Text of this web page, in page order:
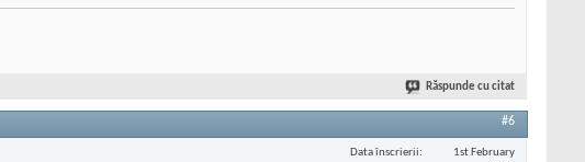
Răspunde cu citat
#6
Data înscrierii
1st February